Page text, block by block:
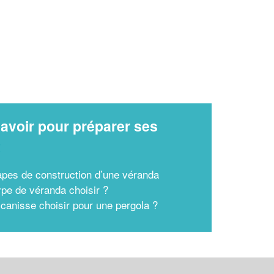
pour préparer ses
de construction d’une véranda
de véranda choisir ?
choisir pour une pergola ?